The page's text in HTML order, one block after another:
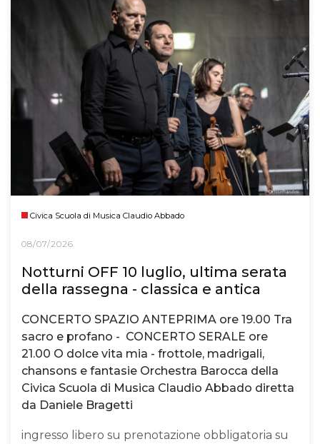
Civica Scuola di Musica Claudio Abbado
08/07/2026
Notturni OFF 10 luglio, ultima serata
della rassegna - classica e antica
CONCERTO SPAZIO ANTEPRIMA ore 19.00 Tra
sacro e profano - CONCERTO SERALE ore
21.00 O dolce vita mia - frottole, madrigali,
chansons e fantasie Orchestra Barocca della
Civica Scuola di Musica Claudio Abbado diretta
da Daniele Bragetti
ingresso libero su prenotazione obbligatoria su